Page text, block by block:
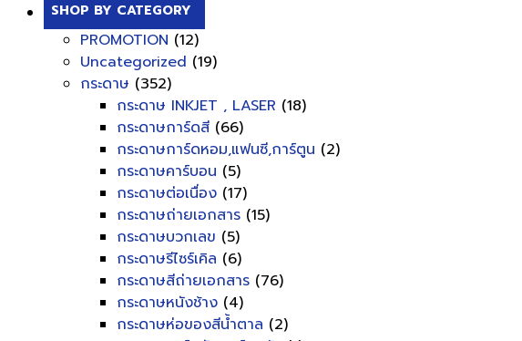
SHOP BY CATEGORY
PROMOTION (12)
Uncategorized (19)
กระดาษ (352)
กระดาษ INKJET , LASER (18)
กระดาษการ์ดสี (66)
กระดาษการ์ดหอม,แฟนซี,การ์ตูน (2)
กระดาษคาร์บอน (5)
กระดาษต่อเนื่อง (17)
กระดาษถ่ายเอกสาร (15)
กระดาษบวกเลข (5)
กระดาษรีไซร์เคิล (6)
กระดาษสีถ่ายเอกสาร (76)
กระดาษหนังช้าง (4)
กระดาษห่อของสีน้ำตาล (2)